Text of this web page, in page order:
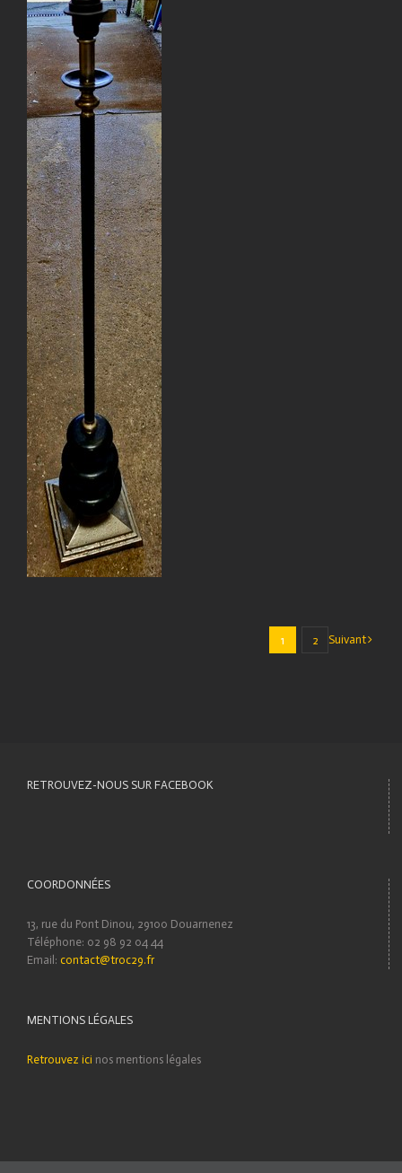
1 2 Suivant
RETROUVEZ-NOUS SUR FACEBOOK
COORDONNÉES
13, rue du Pont Dinou, 29100 Douarnenez
Téléphone: 02 98 92 04 44
Email: contact@troc29.fr
MENTIONS LÉGALES
Retrouvez ici nos mentions légales